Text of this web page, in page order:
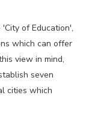
of Education',
which can offer
view in mind,
seven
cities which